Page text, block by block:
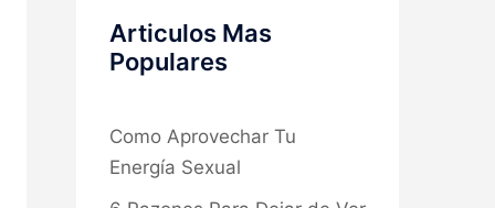
Articulos Mas
Populares
Como Aprovechar Tu
Energía Sexual